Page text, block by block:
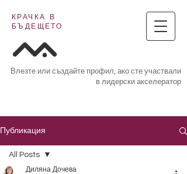
КРАЧКА В
БЪДЕЩЕТО
Влезте или създайте профил, ако сте участвали
в лидерски акселератор
Публикация
All Posts
Диляна Дочева